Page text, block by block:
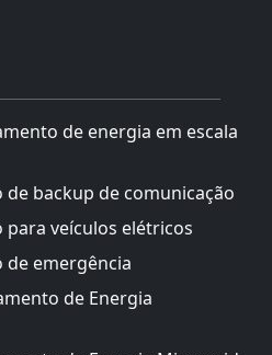
de energia em escala
de backup de comunicação
para veículos elétricos
de emergência
de Energia